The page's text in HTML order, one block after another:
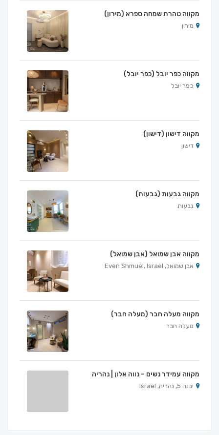
מקווה טהרת שמחה ספרא (מירון)
מירון
מקווה כפר יובל (כפר יובל)
כפר יובל
מקווה דישון (דישון)
דישון
מקווה גבעות (גבעות)
גבעות
מקווה אבן שמואל (אבן שמואל)
אבן שמואל, Even Shmuel, Israel
מקווה מעלה חבר (מעלה חבר)
מעלה חבר
מקווה עמידר נשים – נווה אלון | נהריה
יבנה 5, נהריה, Israel